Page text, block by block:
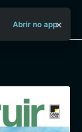
Bancah
Abrir no app×